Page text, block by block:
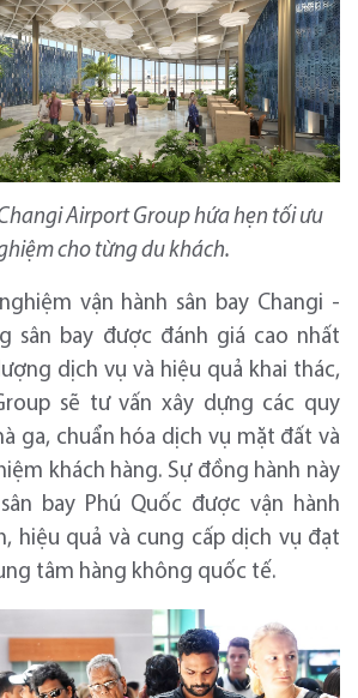
Airport Group hứa hẹn tối ưu
cho từng du khách.
vận hành sân bay Changi -
sân bay được đánh giá cao nhất
dịch vụ và hiệu quả khai thác,
sẽ tư vấn xây dựng các quy
ga, chuẩn hóa dịch vụ mặt đất và
khách hàng. Sự đồng hành này
bay Phú Quốc được vận hành
hiệu quả và cung cấp dịch vụ đạt
tâm hàng không quốc tế.